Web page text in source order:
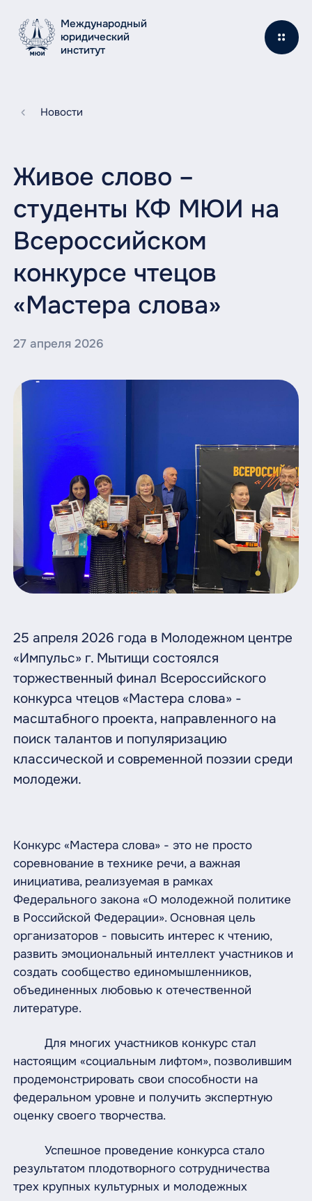
Международный
юридический
институт
Новости
Живое слово –
студенты КФ МЮИ на
Всероссийском
конкурсе чтецов
«Мастера слова»
27 апреля 2026
25 апреля 2026 года в Молодежном центре
«Импульс» г. Мытищи состоялся
торжественный финал Всероссийского
конкурса чтецов «Мастера слова» -
масштабного проекта, направленного на
поиск талантов и популяризацию
классической и современной поэзии среди
молодежи.
Конкурс «Мастера слова» - это не просто
соревнование в технике речи, а важная
инициатива, реализуемая в рамках
Федерального закона «О молодежной политике
в Российской Федерации». Основная цель
организаторов - повысить интерес к чтению,
развить эмоциональный интеллект участников и
создать сообщество единомышленников,
объединенных любовью к отечественной
литературе.
Для многих участников конкурс стал
настоящим «социальным лифтом», позволившим
продемонстрировать свои способности на
федеральном уровне и получить экспертную
оценку своего творчества.
Успешное проведение конкурса стало
результатом плодотворного сотрудничества
трех крупных культурных и молодежных